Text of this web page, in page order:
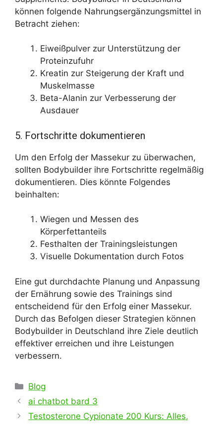
können folgende Nahrungsergänzungsmittel in
Betracht ziehen:
Eiweißpulver zur Unterstützung der
Proteinzufuhr
Kreatin zur Steigerung der Kraft und
Muskelmasse
Beta-Alanin zur Verbesserung der
Ausdauer
5. Fortschritte dokumentieren
Um den Erfolg der Massekur zu überwachen,
sollten Bodybuilder ihre Fortschritte regelmäßig
dokumentieren. Dies könnte Folgendes
beinhalten:
Wiegen und Messen des
Körperfettanteils
Festhalten der Trainingsleistungen
Visuelle Dokumentation durch Fotos
Eine gut durchdachte Planung und Anpassung
der Ernährung sowie des Trainings sind
entscheidend für den Erfolg einer Massekur.
Durch das Befolgen dieser Strategien können
Bodybuilder in Deutschland ihre Ziele deutlich
effektiver erreichen und ihre Leistungen
verbessern.
Categories
Blog
ai chatbot bard 3
Testosterone Cypionate 200 Kurs: Alles,